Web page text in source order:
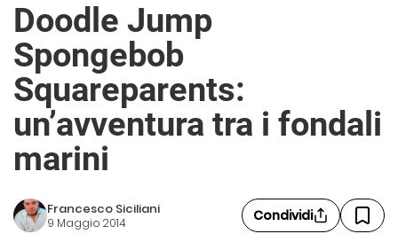
Doodle Jump
Spongebob
Squareparents:
un’avventura tra i fondali
marini
Francesco Siciliani
9 Maggio 2014 Condividi